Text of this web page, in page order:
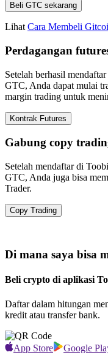
Beli GTC sekarang
Lihat Cara Membeli
Perdagangan
Setelah berhasil
GTC, Anda dapat mulai
margin trading untuk
Kontrak Futures
Gabung copy
Setelah mendaftar di
GTC, Anda juga bisa
Trader.
Copy Trading
Di mana saya bisa
Beli crypto di aplikasi
Daftar dalam hitungan
kredit atau transfer bank.
App Store Google